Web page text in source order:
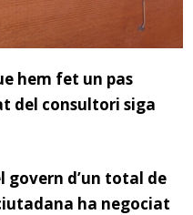
hem fet un pas
del consultori siga
govern d’un total de
ha negociat